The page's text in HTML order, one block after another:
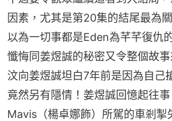
因素，尤其是第20集的結尾最為
以為一切事都是Eden為芊芊復仇
懺悔同姜煜誠的秘密又令整個故
汶向姜煜誠坦白7年前是因為自己
竟然另有隱情！姜煜誠回憶起往
Mavis（楊卓娜飾）所駕的車剎掣